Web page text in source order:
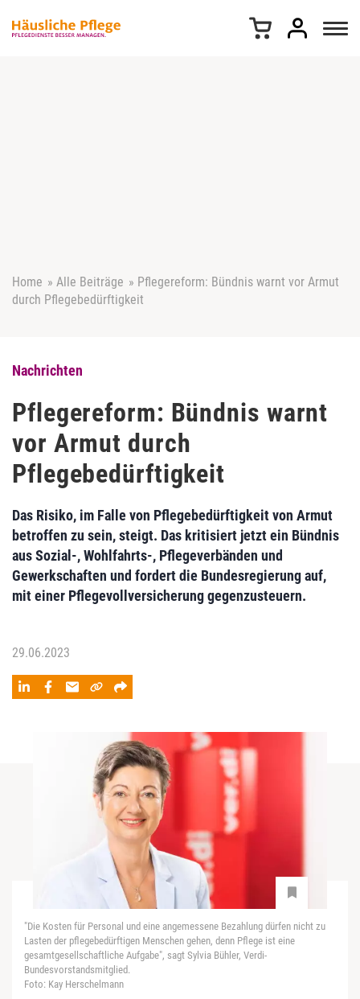
Home » Alle Beiträge » Pflegereform: Bündnis warnt vor Armut
durch Pflegebedürftigkeit
Nachrichten
Pflegereform: Bündnis warnt
vor Armut durch
Pflegebedürftigkeit
Das Risiko, im Falle von Pflegebedürftigkeit von Armut
betroffen zu sein, steigt. Das kritisiert jetzt ein Bündnis
aus Sozial-, Wohlfahrts-, Pflegeverbänden und
Gewerkschaften und fordert die Bundesregierung auf,
mit einer Pflegevollversicherung gegenzusteuern.
29.06.2023
"Die Kosten für Personal und eine angemessene Bezahlung dürfen nicht zu
Lasten der pflegebedürftigen Menschen gehen, denn Pflege ist eine
gesamtgesellschaftliche Aufgabe", sagt Sylvia Bühler, Verdi-
Bundesvorstandsmitglied.
Foto: Kay Herschelmann